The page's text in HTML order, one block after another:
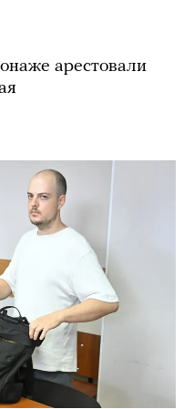
арестовали